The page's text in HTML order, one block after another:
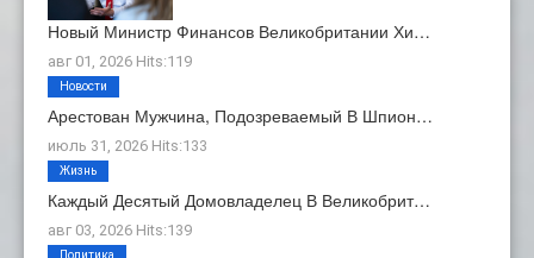
Новый Министр Финансов Великобритании Хи…
авг 01, 2026 Hits:119
Арестован Мужчина, Подозреваемый В Шпион…
июль 31, 2026 Hits:133
Новости
Каждый Десятый Домовладелец В Великобрит…
авг 03, 2026 Hits:139
Жизнь
Политика